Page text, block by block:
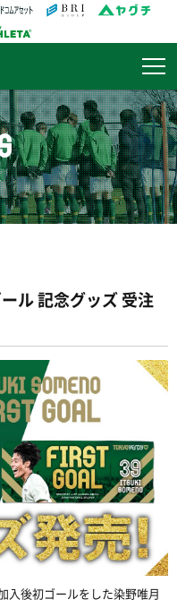
ル 記念グッズ 受注
入後初ゴールをした染野唯月